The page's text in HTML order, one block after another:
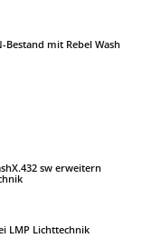
Bestand mit Rebel Wash
sw erweitern
LMP Lichttechnik